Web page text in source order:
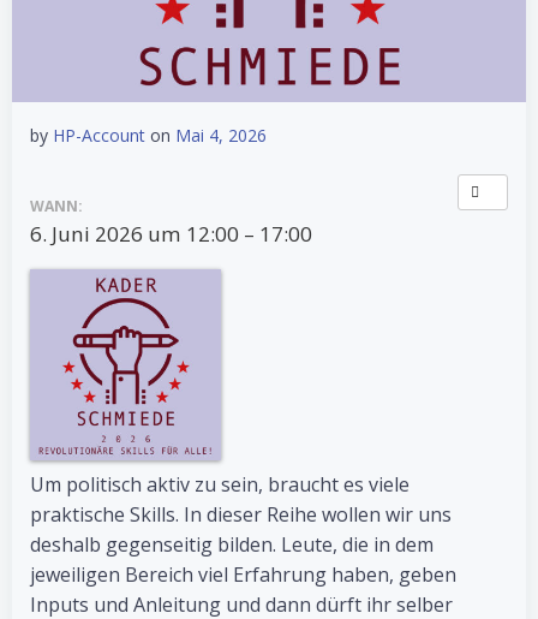
by HP-Account on Mai 4, 2026
WANN:
6. Juni 2026 um 12:00 – 17:00
Um politisch aktiv zu sein, braucht es ­viele
praktische Skills. In dieser Reihe wollen wir uns
deshalb gegenseitig bilden. Leute, die in dem
jeweiligen Bereich viel Erfahrung haben, geben
Inputs und Anleitung und dann dürft ihr selber